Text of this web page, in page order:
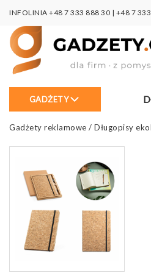
INFOLINIA +48 7 333 888 30 | +48 7
GADŻETY
Gadżety reklamowe / Długopisy